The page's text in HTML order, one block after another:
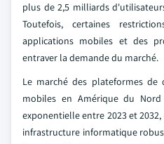
plus de 2,5 milliards
Toutefois, certaines
applications mobiles et des
entraver la demande du marché.
Le marché des plateformes de
mobiles en Amérique du
exponentielle entre 2023 et
infrastructure informatique